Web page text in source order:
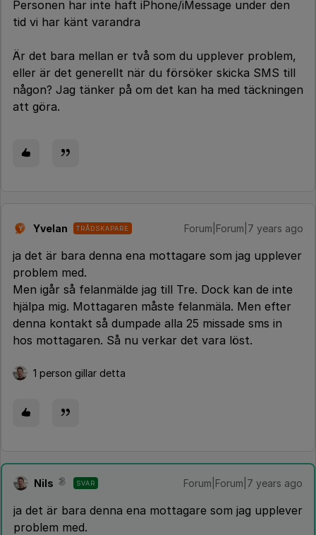
Personen har inte haft iPhone/iMessage under den
tid vi har känt varandra
Är det bara mellan er två som du upplever problem,
eller är det generellt när du försöker skicka SMS till
någon? Jag tänker på om det kan ha med täckningen
att göra.
Y Yvelan TRÅDSKAPARE Forum|Forum|7 years ago
ja det är bara denna ena mottagare som jag upplever
problem med.
Men igår så felanmälde jag till Tre. Dock kan de inte
hjälpa mig. Mottagaren måste felanmäla. Men efter
denna kontakt så dumpade alla 25 missade sms in
hos mottagaren. Så nu verkar det vara löst.
1 person gillar detta
Nils SVAR Forum|Forum|7 years ago
ja det är bara denna ena mottagare som jag upplever
problem med.